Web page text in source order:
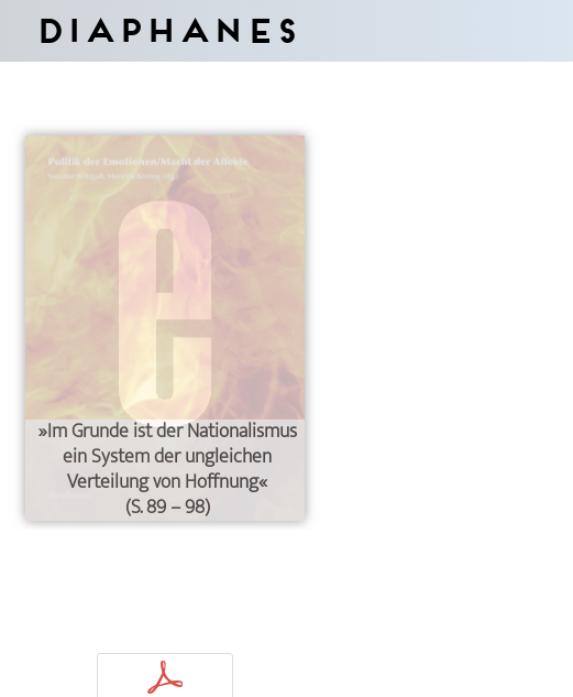
Diaphanes
»Im Grunde ist der Nationalismus
ein System der ungleichen
Verteilung von Hoffnung«
(S. 89 – 98)
p